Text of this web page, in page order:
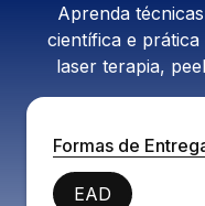
Aprenda
científica e
laser terapia,
Formas de
EAD